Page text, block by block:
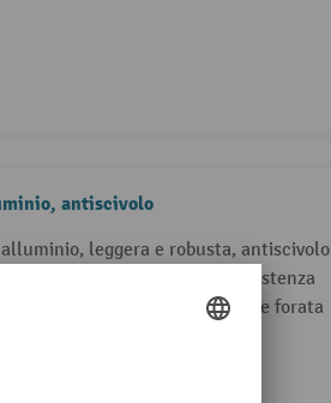
antiscivolo
leggera e robusta, antiscivolo
di 6 cm per un'elevata resistenza
grazie alla superficie forata